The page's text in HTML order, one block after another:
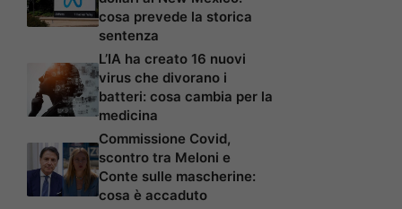
cosa prevede la storica
sentenza
L’IA ha creato 16 nuovi
virus che divorano i
batteri: cosa cambia per la
medicina
Commissione Covid,
scontro tra Meloni e
Conte sulle mascherine:
cosa è accaduto